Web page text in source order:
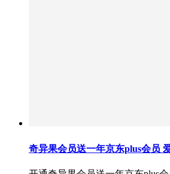
奇异果会员送一年京东plus会员